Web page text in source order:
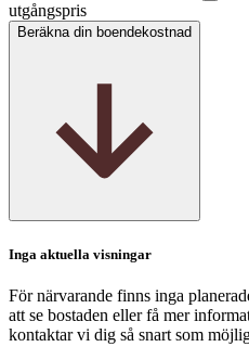
utgångspris
Beräkna din boendekostnad
Inga aktuella visningar
För närvarande finns inga
att se bostaden eller få mer
kontaktar vi dig så snart som